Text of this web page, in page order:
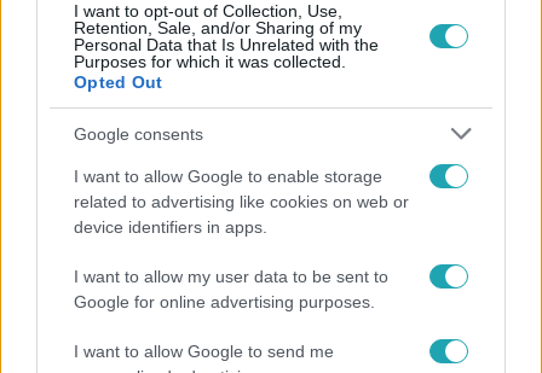
I want to opt-out of Collection, Use,
Retention, Sale, and/or Sharing of my
Personal Data that Is Unrelated with the
Purposes for which it was collected.
Opted Out
Google consents
I want to allow Google to enable storage
related to advertising like cookies on web or
device identifiers in apps.
I want to allow my user data to be sent to
Google for online advertising purposes.
I want to allow Google to send me
Népszerű